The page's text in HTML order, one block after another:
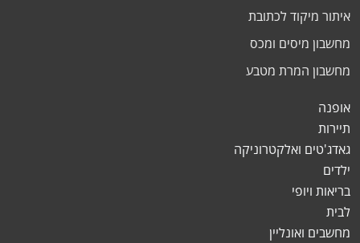
איתור מיקוד לכתובת
מחשבון מיסים ומכס
מחשבון המרת מטבע
אופנה
תיירות
גאדג'טים ואלקטרוניקה
ילדים
בריאות ויופי
לבית
מחשבים ואונליין